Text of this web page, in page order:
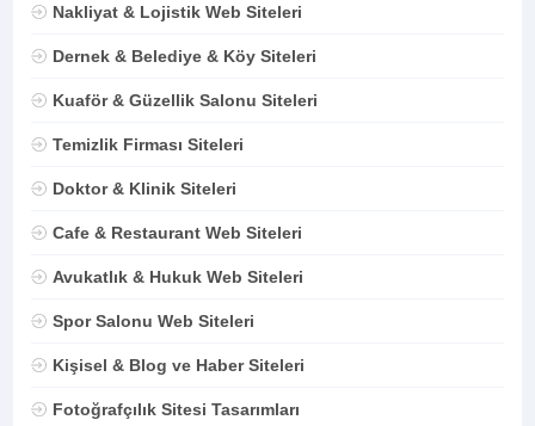
Nakliyat & Lojistik Web Siteleri
Dernek & Belediye & Köy Siteleri
Kuaför & Güzellik Salonu Siteleri
Temizlik Firması Siteleri
Doktor & Klinik Siteleri
Cafe & Restaurant Web Siteleri
Avukatlık & Hukuk Web Siteleri
Spor Salonu Web Siteleri
Kişisel & Blog ve Haber Siteleri
Fotoğrafçılık Sitesi Tasarımları